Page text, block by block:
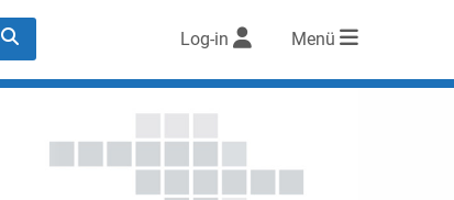
Log-in Menü